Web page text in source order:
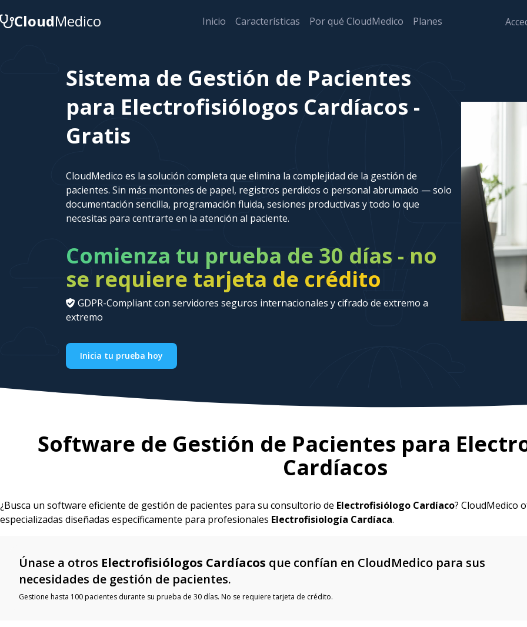
CloudMedico Inicio Características Por qué CloudMedico Planes
Sistema de Gestión de Pacientes
para Electrofisiólogos Cardíacos -
Gratis
CloudMedico es la solución completa que elimina la complejidad de la gestión de
pacientes. Sin más montones de papel, registros perdidos o personal abrumado — solo
documentación sencilla, programación fluida, sesiones productivas y todo lo que
necesitas para centrarte en la atención al paciente.
Comienza tu prueba de 30 días - no
se requiere tarjeta de crédito
GDPR-Compliant con servidores seguros internacionales y cifrado de extremo a
extremo
Inicia tu prueba hoy
Software de Gestión de Pacientes para
Cardíacos
¿Busca un software eficiente de gestión de pacientes para su consultorio de Electrofisiólogo Cardíaco? CloudMedico
especializadas diseñadas específicamente para profesionales Electrofisiología Cardíaca.
Únase a otros Electrofisiólogos Cardíacos que confían en CloudMedico para sus
necesidades de gestión de pacientes.
Gestione hasta 100 pacientes durante su prueba de 30 días. No se requiere tarjeta de crédito.